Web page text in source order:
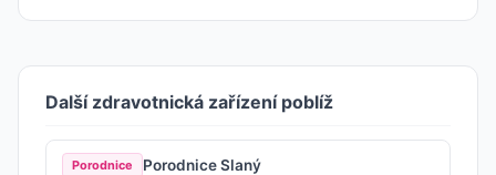
Další zdravotnická zařízení poblíž
Porodnice Porodnice Slaný